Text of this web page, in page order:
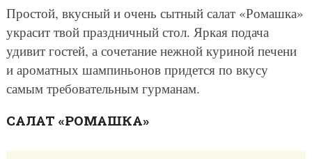
Простой, вкусный и очень сытный салат «Ромашка»
украсит твой праздничный стол. Яркая подача
удивит гостей, а сочетание нежной куриной печени
и ароматных шампиньонов придется по вкусу
самым требовательным гурманам.
САЛАТ «РОМАШКА»